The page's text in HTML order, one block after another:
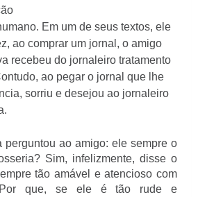
Em um de seus textos, ele
ao comprar um jornal, o amigo
recebeu do jornaleiro tratamento
ao pegar o jornal que lhe
sorriu e desejou ao jornaleiro
perguntou ao amigo: ele sempre o
Sim, infelizmente, disse o
tão amável e atencioso com
que, se ele é tão rude e